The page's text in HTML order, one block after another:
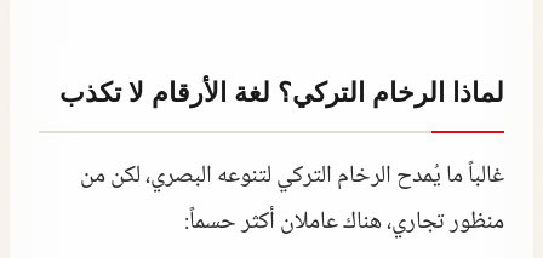
لماذا الرخام التركي؟ لغة الأرقام لا تكذب
غالباً ما يُمدح الرخام التركي لتنوعه البصري، لكن من
منظور تجاري، هناك عاملان أكثر حسماً: